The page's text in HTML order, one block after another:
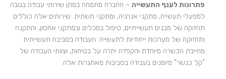
פתרונות לענף התעשייה – החברה מתמחה במתן שירותי עבודה בגובה
למפעלי תעשייה, מתקני אנרגיה, ומתקני תשתית. שירותים אלה כוללים
תחזוקה של מבנים תעשייתיים, טיפול במכלים ובמתקני אחסון, והתקנה
ותחזוקה של מערכות ייחודיות לתעשייה. העבודה בסביבה תעשייתית
מחייבת הכשרה מיוחדת והקפדה יתרה על בטיחות, וצוותי העבודה של
"קל כנשר" מיומנים בעבודה בסביבות מאתגרות אלה.